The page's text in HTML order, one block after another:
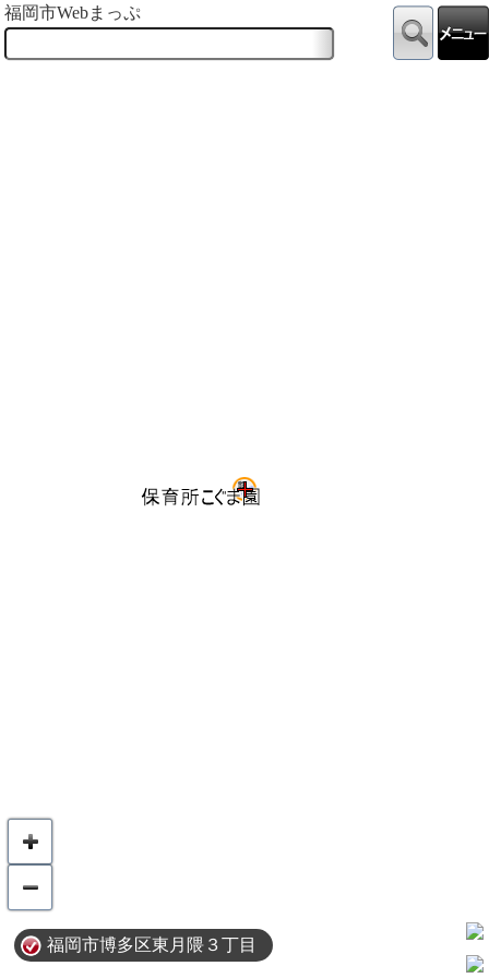
福岡市博多区東月隈３丁目
福岡市Webまっぷ